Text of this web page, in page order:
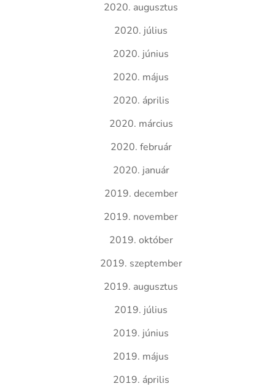
2020. augusztus
2020. július
2020. június
2020. május
2020. április
2020. március
2020. február
2020. január
2019. december
2019. november
2019. október
2019. szeptember
2019. augusztus
2019. július
2019. június
2019. május
2019. április